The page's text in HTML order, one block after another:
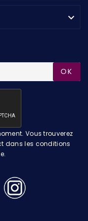

OK
Vous trouverez
dans les conditions